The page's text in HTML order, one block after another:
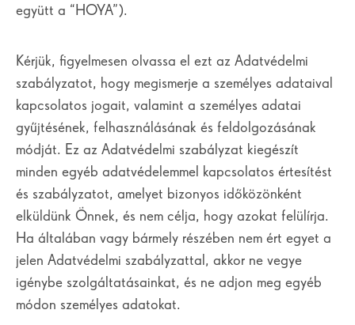
együtt a “HOYA”).
Kérjük, figyelmesen olvassa el ezt az Adatvédelmi
szabályzatot, hogy megismerje a személyes adataival
kapcsolatos jogait, valamint a személyes adatai
gyűjtésének, felhasználásának és feldolgozásának
módját. Ez az Adatvédelmi szabályzat kiegészít
minden egyéb adatvédelemmel kapcsolatos értesítést
és szabályzatot, amelyet bizonyos időközönként
elküldünk Önnek, és nem célja, hogy azokat felülírja.
Ha általában vagy bármely részében nem ért egyet a
jelen Adatvédelmi szabályzattal, akkor ne vegye
igénybe szolgáltatásainkat, és ne adjon meg egyéb
módon személyes adatokat.